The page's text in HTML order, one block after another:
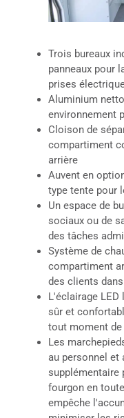
Trois bureaux
panneaux pour
prises
Aluminium
environnement
Cloison de
compartiment
arrière
Auvent en
type tente pour
Un espace de
sociaux ou de
des tâches
Système de
compartiment
des clients
L'éclairage
sûr et
tout moment de
Les
au personnel et
supplémentaire
fourgon en
empêche